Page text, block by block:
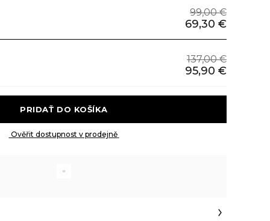
99,00 €
69,30 €
137,00 €
95,90 €
Ověřit dostupnost v prodejně